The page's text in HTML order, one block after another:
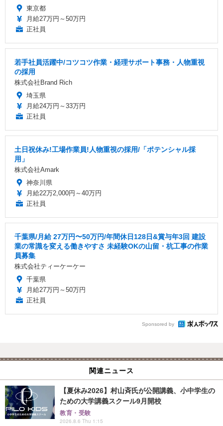
東京都
月給27万円～50万円
正社員
若手社員活躍中/コツコツ作業・経理サポート事務・人物重視
の採用
株式会社Brand Rich
埼玉県
月給24万円～33万円
正社員
土日祝休み!工場作業員!人物重視の採用/「ポテンシャル採
用」
株式会社Amark
神奈川県
月給22万2,000円～40万円
正社員
千葉県/月給 27万円〜50万円/年間休日128日&賞与年3回 建設
業の常識を変える働きやすさ 未経験OKの山留・杭工事の作業
員募集
株式会社ティーケーケー
千葉県
月給27万円～50万円
正社員
Sponsored by
関連ニュース
【夏休み2026】村山斉氏が公開講義、小中学生の
ための大学講義スクール9月開校
教育・受験
2026.8.6 Thu 1:15